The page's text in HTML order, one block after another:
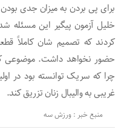
برای پی بردن به میزان جدی
خلیل آزمون پیگیر این مسئله
کردند که تصمیم شان کاملاً
حضور نخواهد داشت. موضوعی
چرا که سریک توانسته بود در
غریبی به والیبال زنان تزریق کند.
منبع خبر : ورزش سه